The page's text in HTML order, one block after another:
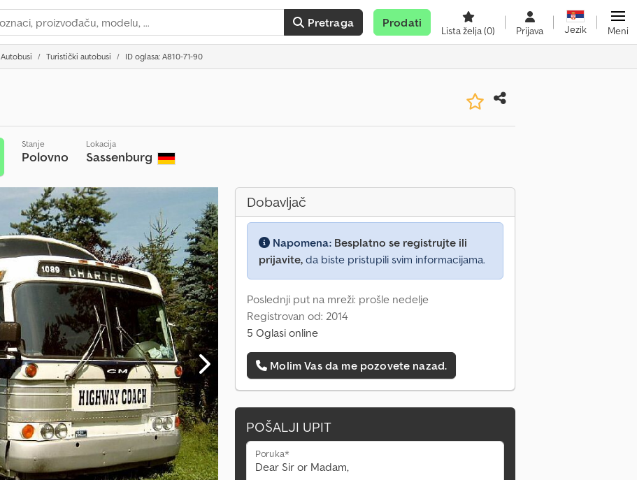
Pretraga Prodati
Lista želja(0) Prijava Jezik Meni
Autobusi Turistički autobusi ID oglasa: A810-71-90
Stanje
Polovno
Lokacija
Sassenburg
Dobavljač
Napomena: Besplatno se registrujte ili
prijavite, da biste pristupili svim informacijama.
Poslednji put na mreži: prošle nedelje
Registrovan od: 2014
5 Oglasi online
Molim Vas da me pozovete nazad.
POŠALJI UPIT
Poruka*